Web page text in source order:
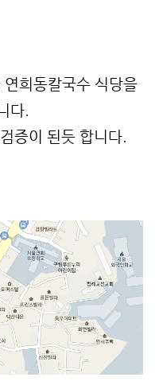
희동칼국수 식당을
다.
증이 된듯 합니다.